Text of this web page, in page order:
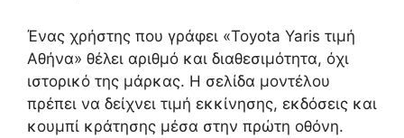
Ένας χρήστης που γράφει «Toyota Yaris τιμή
Αθήνα» θέλει αριθμό και διαθεσιμότητα, όχι
ιστορικό της μάρκας. Η σελίδα μοντέλου
πρέπει να δείχνει τιμή εκκίνησης, εκδόσεις και
κουμπί κράτησης μέσα στην πρώτη οθόνη.